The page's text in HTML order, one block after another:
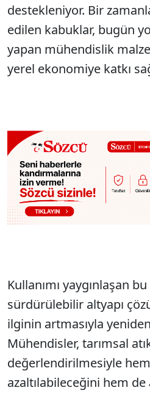
destekleniyor. Bir
edilen kabuklar, bugün
yapan mühendislik
yerel ekonomiye katkı
Kullanımı yaygınlaşan
sürdürülebilir altyapı
ilginin artmasıyla
Mühendisler, tarımsal
değerlendirilmesiyle
azaltılabileceğini hem